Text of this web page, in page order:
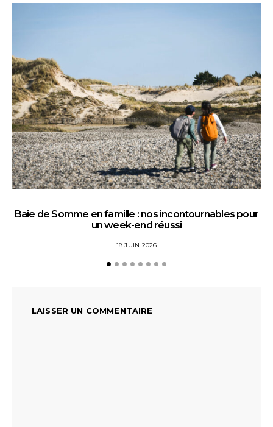
Baie de Somme en famille : nos incontournables pour
un week-end réussi
18 JUIN 2026
LAISSER UN COMMENTAIRE